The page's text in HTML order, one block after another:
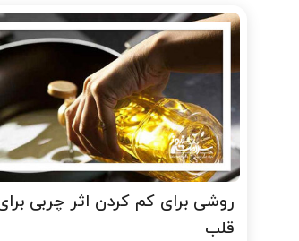
روشی برای کم کردن اثر چربی
قلب